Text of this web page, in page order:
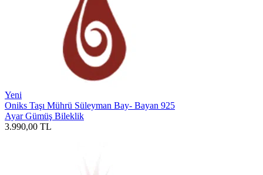
Yeni
Oniks Taşı Mührü Süleyman Bay- Bayan 925
Ayar Gümüş Bileklik
3.990,00 TL